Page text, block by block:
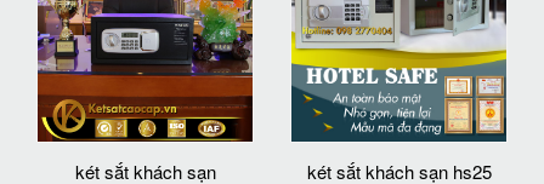
két sắt khách sạn
két sắt khách sạn hs25